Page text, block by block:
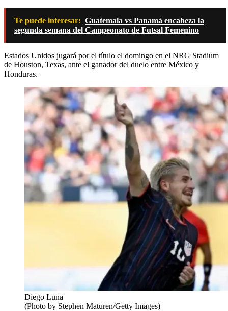
Te puede interesar: Guatemala vs Panamá encabeza la
segunda semana del Campeonato de Futsal Femenino
Estados Unidos jugará por el título el domingo en el NRG Stadium
de Houston, Texas, ante el ganador del duelo entre México y
Honduras.
Diego Luna
(Photo by Stephen Maturen/Getty Images)